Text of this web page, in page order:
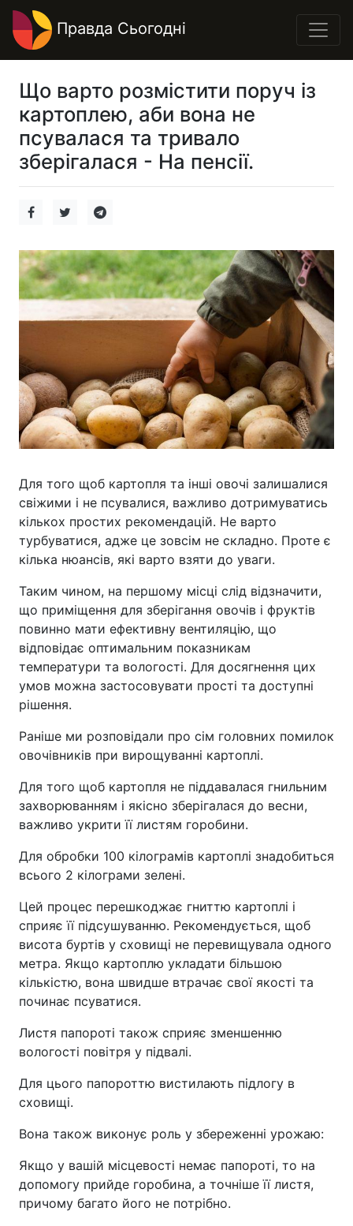
Правда Сьогодні
Що варто розмістити поруч із
картоплею, аби вона не
псувалася та тривало
зберігалася - На пенсії.
Для того щоб картопля та інші овочі залишалися
свіжими і не псувалися, важливо дотримуватись
кількох простих рекомендацій. Не варто
турбуватися, адже це зовсім не складно. Проте є
кілька нюансів, які варто взяти до уваги.
Таким чином, на першому місці слід відзначити,
що приміщення для зберігання овочів і фруктів
повинно мати ефективну вентиляцію, що
відповідає оптимальним показникам
температури та вологості. Для досягнення цих
умов можна застосовувати прості та доступні
рішення.
Раніше ми розповідали про сім головних помилок
овочівників при вирощуванні картоплі.
Для того щоб картопля не піддавалася гнильним
захворюванням і якісно зберігалася до весни,
важливо укрити її листям горобини.
Для обробки 100 кілограмів картоплі знадобиться
всього 2 кілограми зелені.
Цей процес перешкоджає гниттю картоплі і
сприяє її підсушуванню. Рекомендується, щоб
висота буртів у сховищі не перевищувала одного
метра. Якщо картоплю укладати більшою
кількістю, вона швидше втрачає свої якості та
починає псуватися.
Листя папороті також сприяє зменшенню
вологості повітря у підвалі.
Для цього папороттю вистилають підлогу в
сховищі.
Вона також виконує роль у збереженні урожаю:
Якщо у вашій місцевості немає папороті, то на
допомогу прийде горобина, а точніше її листя,
причому багато його не потрібно.